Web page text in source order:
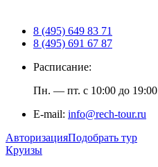
8 (495) 649 83 71
8 (495) 691 67 87
Расписание:
Пн. — пт. с 10:00 до 19:00
E-mail: info@rech-tour.ru
АвторизацияПодобрать тур
Круизы